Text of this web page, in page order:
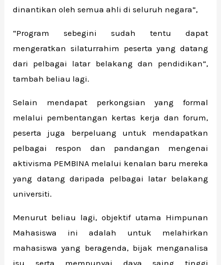
dinantikan oleh semua ahli di seluruh negara”,
“Program sebegini sudah tentu dapat
mengeratkan silaturrahim peserta yang datang
dari pelbagai latar belakang dan pendidikan”,
tambah beliau lagi.
Selain mendapat perkongsian yang formal
melalui pembentangan kertas kerja dan forum,
peserta juga berpeluang untuk mendapatkan
pelbagai respon dan pandangan mengenai
aktivisma PEMBINA melalui kenalan baru mereka
yang datang daripada pelbagai latar belakang
universiti.
Menurut beliau lagi, objektif utama Himpunan
Mahasiswa ini adalah untuk melahirkan
mahasiswa yang beragenda, bijak menganalisa
isu serta mempunyai daya saing tinggi